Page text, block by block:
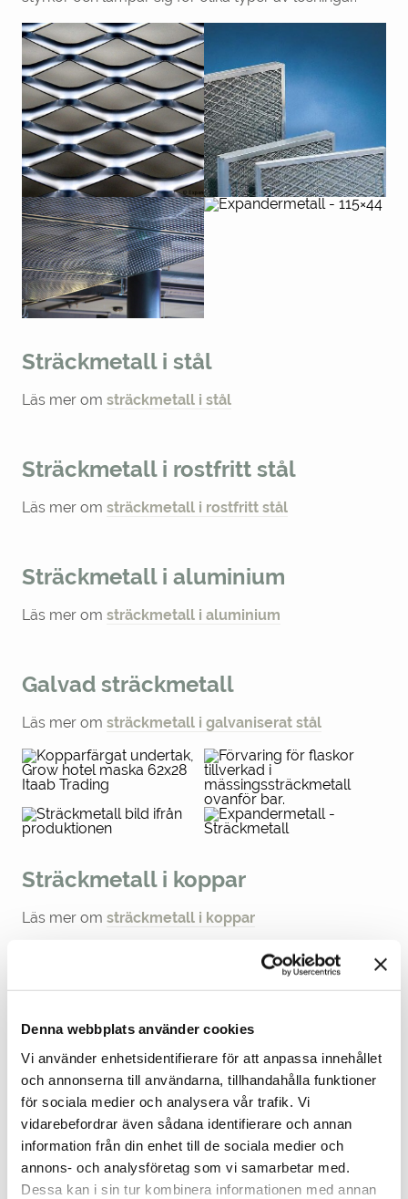
Denna webbplats använder cookies
Vi använder enhetsidentifierare för att anpassa innehållet
och annonserna till användarna, tillhandahålla funktioner
för sociala medier och analysera vår trafik. Vi
vidarebefordrar även sådana identifierare och annan
information från din enhet till de sociala medier och
annons- och analysföretag som vi samarbetar med.
Dessa kan i sin tur kombinera informationen med annan
Sträckmetall i stål
Läs mer om sträckmetall i stål
Sträckmetall i rostfritt stål
Läs mer om sträckmetall i rostfritt stål
Sträckmetall i aluminium
Läs mer om sträckmetall i aluminium
Galvad sträckmetall
Läs mer om sträckmetall i galvaniserat stål
Sträckmetall i koppar
Läs mer om sträckmetall i koppar
Sträckmetall i mässing
Läs mer om sträckmetall i mässing
Sträckmetall i nickel
Läs mer om sträckmetall i nickel